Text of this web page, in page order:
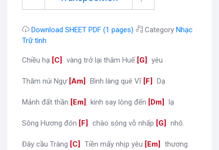
Download SHEET PDF (1 pages) Category Nhạc
Trữ tình
Chiều hạ [C vàng trở lại thăm Huế [G yêu
Thăm núi Ngự [Am Bình làng quê Vĩ [F Dạ
Mảnh đất thần [Em kinh say lòng đến [Dm lạ
Sông Hương đón [F chào sóng vỗ nhấp [G nhô.
Đây cầu Tràng [C Tiền mấy nhịp yêu [Em thương